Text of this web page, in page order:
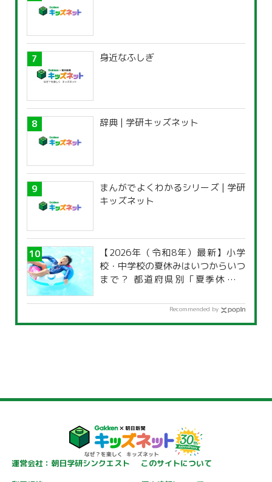
身近なふしぎ
辞典 | 学研キッズネット
まんがでよくわかるシリーズ | 学研
キッズネット
【2026年（令和8年）最新】小学
校・中学校の夏休みはいつからいつ
まで？ 都道府県別「夏季休暇一
Recommended by
運営会社：朝日学研シンクエスト
このサイトについて